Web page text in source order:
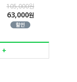
105,000원
63,000원
+